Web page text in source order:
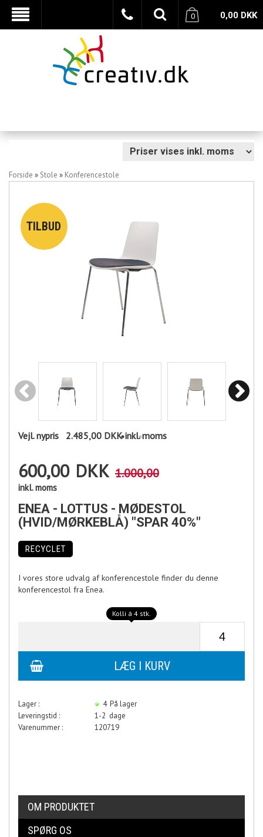
0,00 DKK
0
Forside » Stole » Konferencestole
Vejl. nypris 2.485,00 DKK inkl. moms
600,00 DKK 1.000,00
inkl. moms
ENEA - LOTTUS - MØDESTOL
(HVID/MØRKEBLÅ) "SPAR 40%"
RECYCLET
I vores store udvalg af konferencestole finder du denne
konferencestol fra Enea.
Kolli á 4 stk.
Lager : 4 På lager
Leveringstid :
1-2 dage
Varenummer :
120719
OM PRODUKTET
SPØRG OS